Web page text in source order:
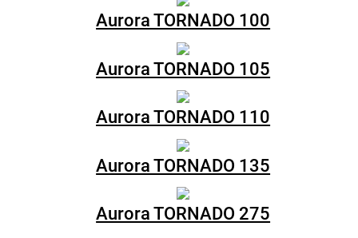
Aurora TORNADO 100
Aurora TORNADO 105
Aurora TORNADO 110
Aurora TORNADO 135
Aurora TORNADO 275